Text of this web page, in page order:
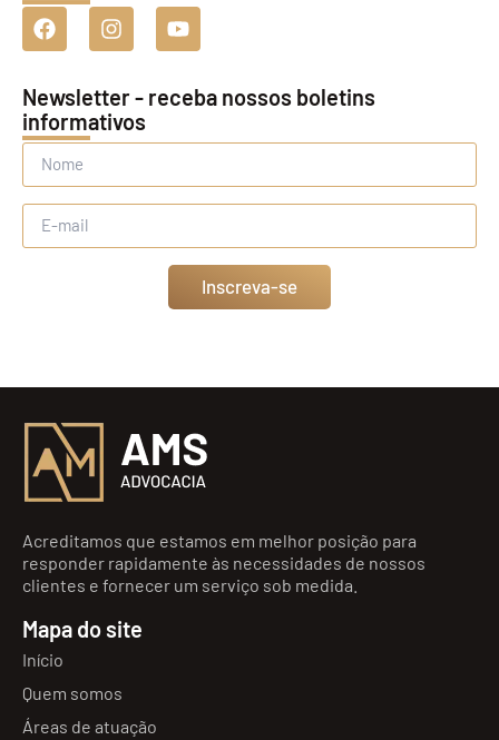
Newsletter - receba nossos boletins
informativos
Inscreva-se
Acreditamos que estamos em melhor posição para
responder rapidamente às necessidades de nossos
clientes e fornecer um serviço sob medida.
Mapa do site
Início
Quem somos
Áreas de atuação